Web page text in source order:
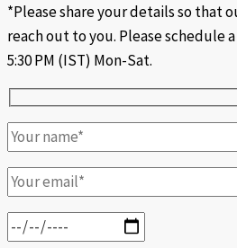
*Please share your details so that
reach out to you. Please schedule
5:30 PM (IST) Mon-Sat.